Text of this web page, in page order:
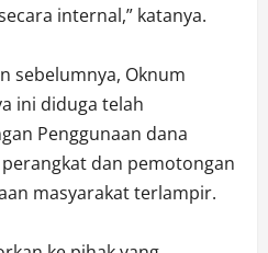
internal,” katanya.
sebelumnya, Oknum
ini diduga telah
Penggunaan dana
dan pemotongan
masyarakat terlampir.